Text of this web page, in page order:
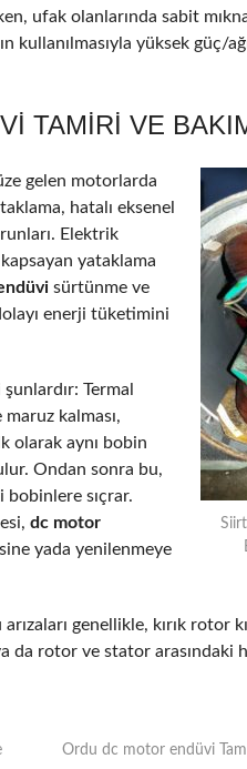
ufak olanlarında sabit
kullanılmasıyla yüksek güç/
TAMIRI VE
gelen motorlarda
hatalı eksenel
Elektrik
yataklama
sürtünme ve
enerji tüketimini
Termal
maruz kalması,
olarak aynı bobin
Ondan sonra bu,
bobinlere sıçrar.
dc motor
yada yenilenmeye
genellikle, kırık rotor
da rotor ve stator arasındaki
Ordu dc motor endüvi